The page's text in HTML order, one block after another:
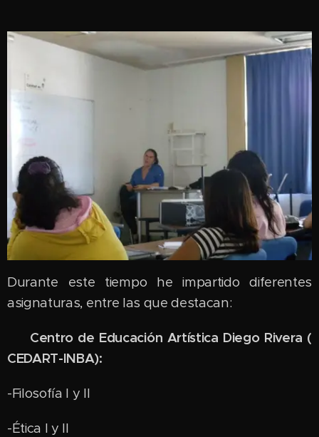
Durante este tiempo he impartido diferentes
asignaturas, entre las que destacan:
Centro de Educación Artística Diego Rivera (
CEDART-INBA):
-Filosofía I y II
-Ética I y II